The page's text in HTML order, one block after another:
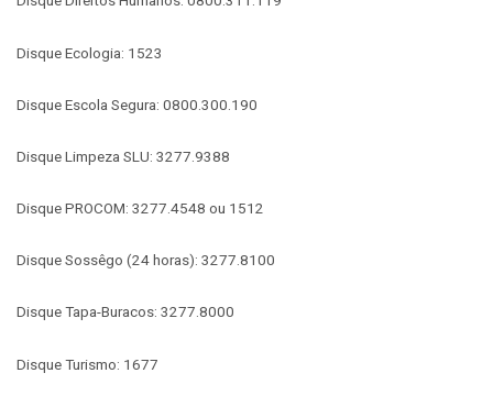
Disque Ecologia: 1523
Disque Escola Segura: 0800.300.190
Disque Limpeza SLU: 3277.9388
Disque PROCOM: 3277.4548 ou 1512
Disque Sossêgo (24 horas): 3277.8100
Disque Tapa-Buracos: 3277.8000
Disque Turismo: 1677